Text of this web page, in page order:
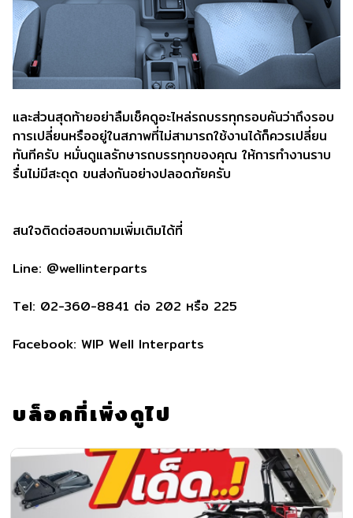
และส่วนสุดท้ายอย่าลืมเช็คดูอะไหล่รถบรรทุกรอบคันว่าถึงรอบ
การเปลี่ยนหรืออยู่ในสภาพที่ไม่สามารถใช้งานได้ก็ควรเปลี่ยน
ทันทีครับ หมั่นดูแลรักษารถบรรทุกของคุณ ให้การทำงานราบ
รื่นไม่มีสะดุด ขนส่งกันอย่างปลอดภัยครับ
สนใจติดต่อสอบถามเพิ่มเติมได้ที่
Line: @wellinterparts
Tel: 02-360-8841 ต่อ 202 หรือ 225
Facebook: WIP Well Interparts
บล็อคที่เพิ่งดูไป